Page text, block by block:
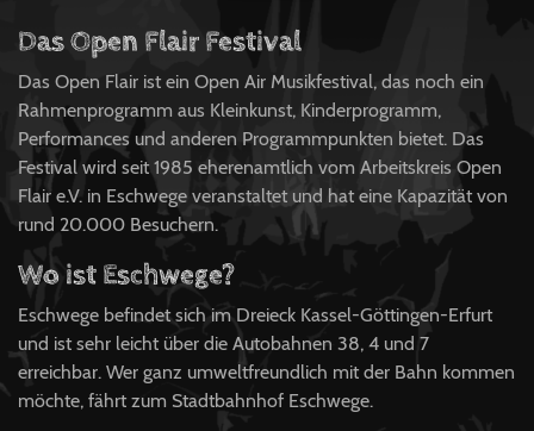
Das Open Flair Festival
Das Open Flair ist ein Open Air Musikfestival, das noch ein
Rahmenprogramm aus Kleinkunst, Kinderprogramm,
Performances und anderen Programmpunkten bietet. Das
Festival wird seit 1985 eherenamtlich vom Arbeitskreis Open
Flair e.V. in Eschwege veranstaltet und hat eine Kapazität von
rund 20.000 Besuchern.
Wo ist Eschwege?
Eschwege befindet sich im Dreieck Kassel-Göttingen-Erfurt
und ist sehr leicht über die Autobahnen 38, 4 und 7
erreichbar. Wer ganz umweltfreundlich mit der Bahn kommen
möchte, fährt zum Stadtbahnhof Eschwege.